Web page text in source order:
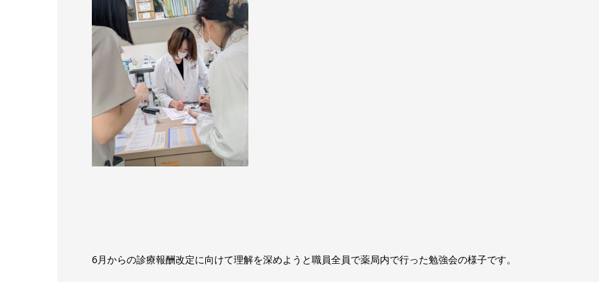
6月からの診療報酬改定に向けて理解を深めようと職員全員で薬局内で行った勉強会の様子です。